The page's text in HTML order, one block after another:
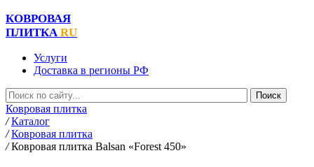
КОВРОВАЯ
ПЛИТКА RU
Услуги
Доставка в регионы РФ
Ковровая плитка
/ Каталог
/ Ковровая плитка
/ Ковровая плитка Balsan «Forest 450»